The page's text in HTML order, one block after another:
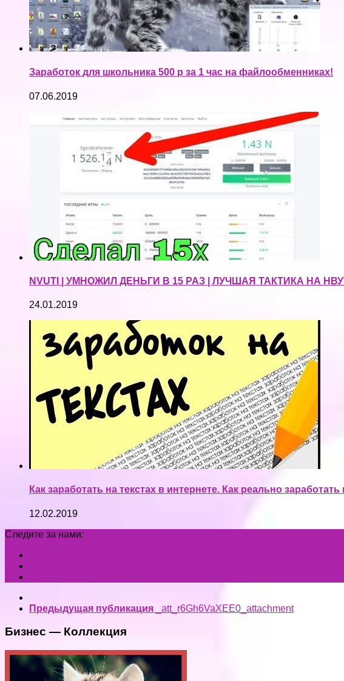
Заработок для школьника 500 р за 1 час на файлообменниках!
07.06.2019
NVUTI | УМНОЖИЛ ДЕНЬГИ В 15 РАЗ | ЛУЧШАЯ ТАКТИКА НА
24.01.2019
Как заработать на текстах в интернете. Как реально
12.02.2019
Следите за нами:
Предыдущая публикация _att_r6Gh6VaXEE0_attachment
Бизнес — Коллекция